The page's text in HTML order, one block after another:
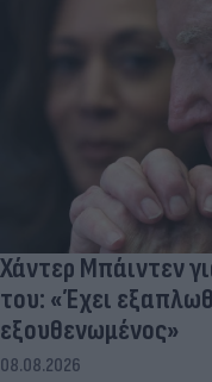
Χάντερ Μπάιντεν
του: «Έχει
εξουθενωμένος»
08.08.2026